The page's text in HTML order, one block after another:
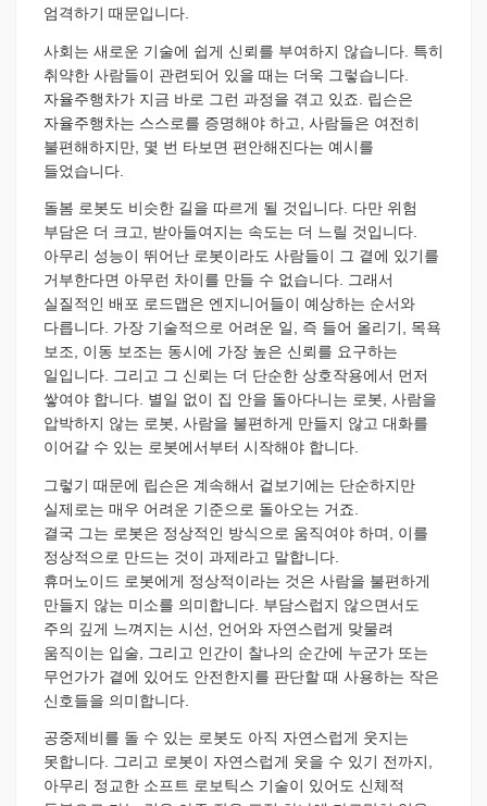
엄격하기 때문입니다.
사회는 새로운 기술에 쉽게 신뢰를 부여하지 않습니다. 특히
취약한 사람들이 관련되어 있을 때는 더욱 그렇습니다.
자율주행차가 지금 바로 그런 과정을 겪고 있죠. 립슨은
자율주행차는 스스로를 증명해야 하고, 사람들은 여전히
불편해하지만, 몇 번 타보면 편안해진다는 예시를
들었습니다.
돌봄 로봇도 비슷한 길을 따르게 될 것입니다. 다만 위험
부담은 더 크고, 받아들여지는 속도는 더 느릴 것입니다.
아무리 성능이 뛰어난 로봇이라도 사람들이 그 곁에 있기를
거부한다면 아무런 차이를 만들 수 없습니다. 그래서
실질적인 배포 로드맵은 엔지니어들이 예상하는 순서와
다릅니다. 가장 기술적으로 어려운 일, 즉 들어 올리기, 목욕
보조, 이동 보조는 동시에 가장 높은 신뢰를 요구하는
일입니다. 그리고 그 신뢰는 더 단순한 상호작용에서 먼저
쌓여야 합니다. 별일 없이 집 안을 돌아다니는 로봇, 사람을
압박하지 않는 로봇, 사람을 불편하게 만들지 않고 대화를
이어갈 수 있는 로봇에서부터 시작해야 합니다.
그렇기 때문에 립슨은 계속해서 겉보기에는 단순하지만
실제로는 매우 어려운 기준으로 돌아오는 거죠.
결국 그는 로봇은 정상적인 방식으로 움직여야 하며, 이를
정상적으로 만드는 것이 과제라고 말합니다.
휴머노이드 로봇에게 정상적이라는 것은 사람을 불편하게
만들지 않는 미소를 의미합니다. 부담스럽지 않으면서도
주의 깊게 느껴지는 시선, 언어와 자연스럽게 맞물려
움직이는 입술, 그리고 인간이 찰나의 순간에 누군가 또는
무언가가 곁에 있어도 안전한지를 판단할 때 사용하는 작은
신호들을 의미합니다.
공중제비를 돌 수 있는 로봇도 아직 자연스럽게 웃지는
못합니다. 그리고 로봇이 자연스럽게 웃을 수 있기 전까지,
아무리 정교한 소프트 로보틱스 기술이 있어도 신체적